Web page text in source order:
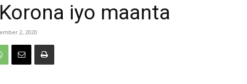
iyo maanta
2, 2020